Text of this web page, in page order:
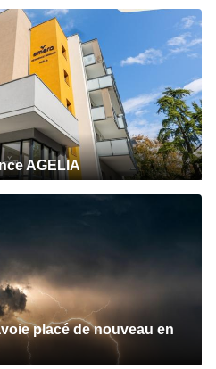
AGELIA
placé de nouveau en